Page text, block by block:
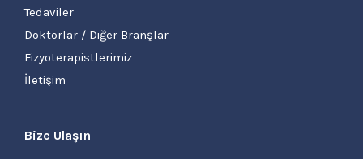
Tedaviler
Doktorlar / Diğer Branşlar
Fizyoterapistlerimiz
İletişim
Bize Ulaşın